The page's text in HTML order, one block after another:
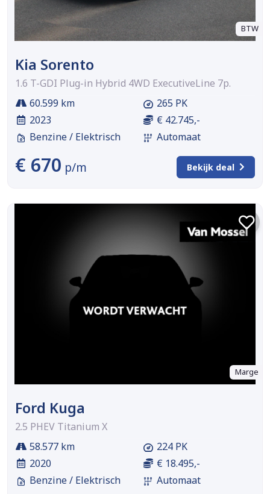
BTW
Kia Sorento
1.6 T-GDI Plug-in Hybrid 4WD ExecutiveLine 7p.
60.599 km
2023
Benzine / Elektrisch
265 PK
€ 42.745,-
Automaat
€ 670 p/m Bekijk deal
Marge
Ford Kuga
2.5 PHEV Titanium X
58.577 km
2020
Benzine / Elektrisch
224 PK
€ 18.495,-
Automaat